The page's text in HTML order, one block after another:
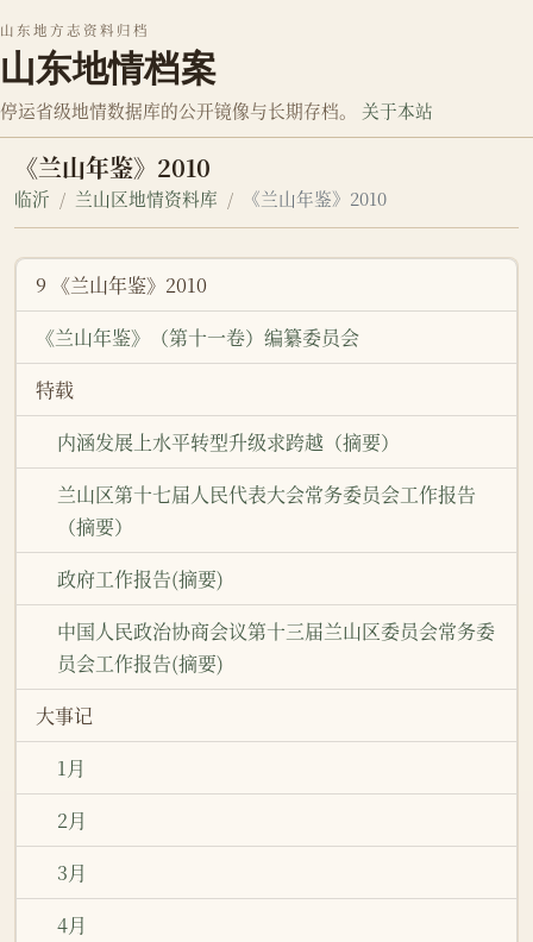
山东地方志资料归档
山东地情档案
停运省级地情数据库的公开镜像与长期存档。 关于本站
《兰山年鉴》2010
临沂 兰山区地情资料库 《兰山年鉴》2010
9 《兰山年鉴》2010
《兰山年鉴》（第十一卷）编纂委员会
特载
内涵发展上水平转型升级求跨越（摘要）
兰山区第十七届人民代表大会常务委员会工作报告
（摘要）
政府工作报告(摘要)
中国人民政治协商会议第十三届兰山区委员会常务委
员会工作报告(摘要)
大事记
1月
2月
3月
4月